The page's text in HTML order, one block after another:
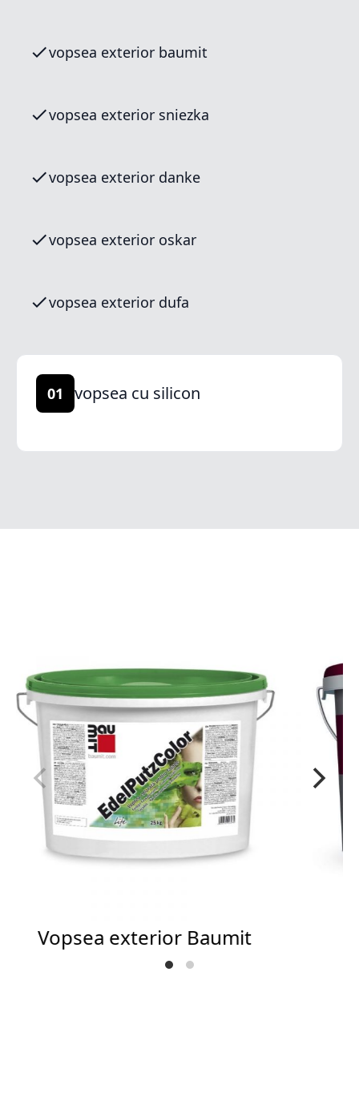
vopsea exterior baumit
vopsea exterior sniezka
vopsea exterior danke
vopsea exterior oskar
vopsea exterior dufa
01 vopsea cu silicon
Vopsea exterior Baumit